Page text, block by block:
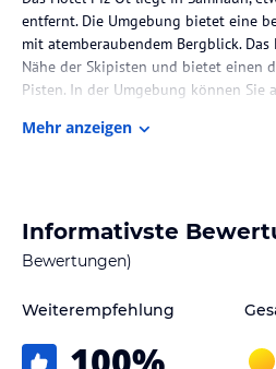
entfernt. Die Umgebung bietet eine
mit atemberaubendem Bergblick.
Nähe der Skipisten und bietet einen
Pisten. In der Umgebung können Sie
etwa 38 km entfernt.
Doppelzimmer. Die Zimmer sind
Annehmlichkeiten wie einen
ein eigenes Bad mit Dusche,
Mehr anzeigen
Informativste
Bewertungen)
Weiterempfehlung